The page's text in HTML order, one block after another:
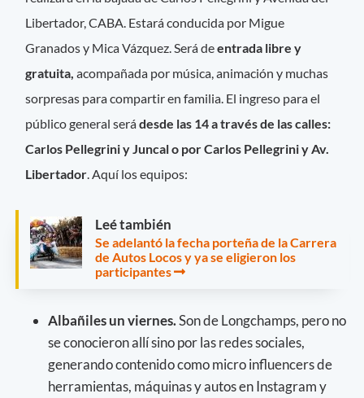
Libertador, CABA. Estará conducida por Migue
Granados y Mica Vázquez. Será deentrada libre y
gratuita, acompañada por música, animación y muchas
sorpresas para compartir en familia. El ingreso para el
público general serádesde las 14 a través de las calles:
Carlos Pellegrini y Juncal o por Carlos Pellegrini y Av.
Libertador . Aquí los equipos:
Leé también
Se adelantó la fecha porteña de la Carrera
de Autos Locos y ya se eligieron los
participantes
Albañiles un viernes.Son de Longchamps, pero no
se conocieron allí sino por las redes sociales,
generando contenido como micro influencers de
herramientas, máquinas y autos en Instagram y